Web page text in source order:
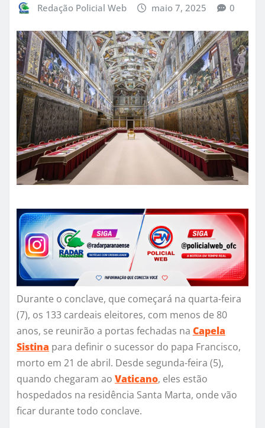
Redação Policial Web maio 7, 2025 0
Durante o conclave, que começará na quarta-feira
(7), os 133 cardeais eleitores, com menos de 80
anos, se reunirão a portas fechadas na Capela
Sistina para definir o sucessor do papa Francisco,
morto em 21 de abril. Desde segunda-feira (5),
quando chegaram ao Vaticano, eles estão
hospedados na residência Santa Marta, onde vão
ficar durante todo conclave.